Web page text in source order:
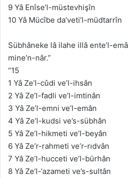
9 Yâ Enîse’l-müstevhişîn
10 Yâ Mücîbe da’veti’l-müdtarrîn
Sübhâneke lâ ilahe illâ ente’l-
mine’n-nâr.”
“15
1 Yâ Ze’l-cûdi ve’l-ihsân
2 Yâ Ze’l-fadli ve’l-imtinân
3 Yâ Ze’l-emni ve’l-emân
4 Yâ Ze’l-kudsi ve’s-sübhân
5 Yâ Ze’l-hikmeti ve’l-beyân
6 Yâ Ze’r-rahmeti ve’r-rıdvân
7 Yâ Ze’l-hucceti ve’l-bürhân
8 Yâ Ze’l-‘azameti ve’s-sultân